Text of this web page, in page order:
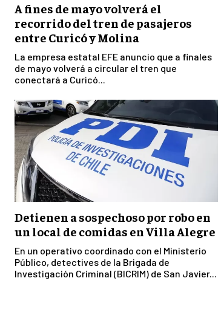
A fines de mayo volverá el
recorrido del tren de pasajeros
entre Curicó y Molina
La empresa estatal EFE anuncio que a finales
de mayo volverá a circular el tren que
conectará a Curicó...
Detienen a sospechoso por robo en
un local de comidas en Villa Alegre
En un operativo coordinado con el Ministerio
Público, detectives de la Brigada de
Investigación Criminal (BICRIM) de San Javier...